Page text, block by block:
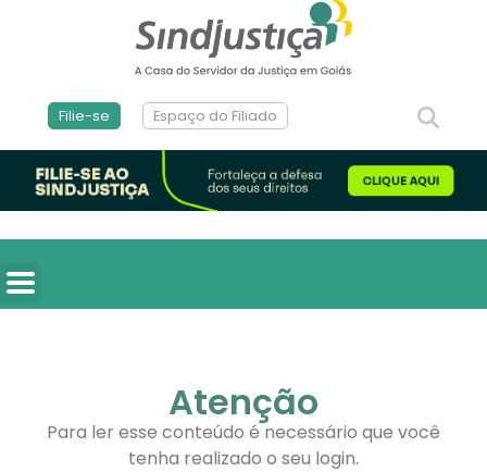
Filie-se Espaço do Filiado
Atenção
Para ler esse conteúdo é necessário que você
tenha realizado o seu login.